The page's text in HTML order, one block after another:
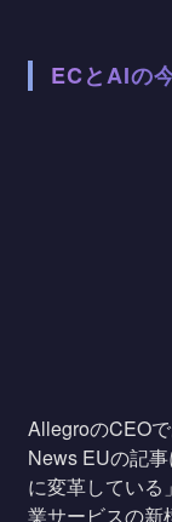
ECとAIの
AllegroのCEO
News EUの記
に変革してい
業サービスの新